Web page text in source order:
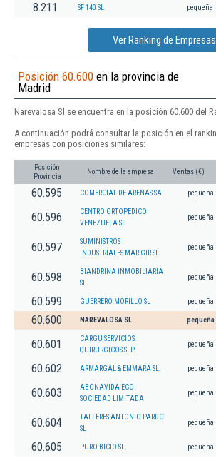
8.211 SF 140 SL pequeña
Ver Ranking de
Posición 60.600 en la provincia de
Madrid
Narevalosa Sl se encuentra en la posición 60.600 del
A continuación podrá consultar la posición en el
empresas con posiciones similares:
Posición
Provincia
Nombre de la empresa Ventas (€)
60.595 COMERCIAL DE ARENAS SA pequeña
60.596
CENTRO ORTOPEDICO
VENEZUELA SL
pequeña
60.597
SUMINISTROS
INDUSTRIALES MAR GIR SL
pequeña
60.598
BIANDRINA INMOBILIARIA
SL.
pequeña
60.599 GUERRERO MORILLO SL pequeña
60.600 NAREVALOSA SL pequeña
60.601
CARGU SERVICIOS
QUIRURGICOS SLP.
pequeña
60.602 ARMARGAL & EMMARA SL. pequeña
60.603
ABONAVIDA ECO
SOCIEDAD LIMITADA
pequeña
60.604
TALLERES ANTONIO PARDO
SL
pequeña
60.605 PURO BICIO SL. pequeña